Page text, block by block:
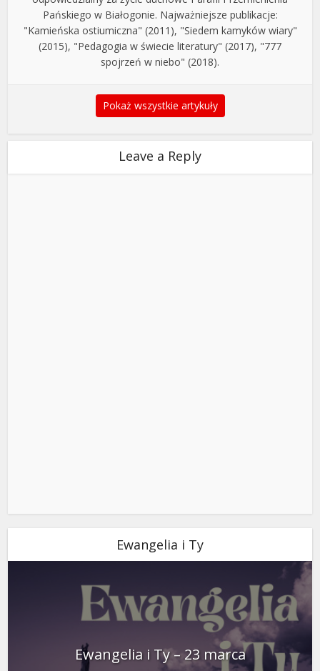
Pańskiego w Białogonie. Najważniejsze publikacje:
"Kamieńska ostiumiczna" (2011), "Siedem kamyków wiary"
(2015), "Pedagogia w świecie literatury" (2017), "777
spojrzeń w niebo" (2018).
Pokaż wszystkie artykuły
Leave a Reply
Ewangelia i Ty
Ewangelia i Ty – 23 marca